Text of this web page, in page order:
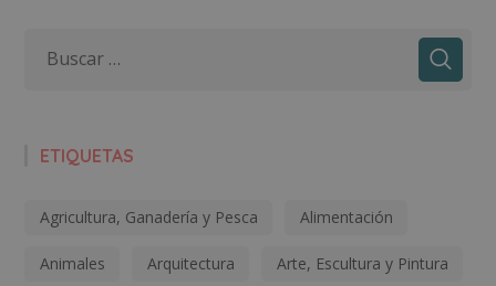
ETIQUETAS
Agricultura, Ganadería y Pesca Alimentación
Animales Arquitectura Arte, Escultura y Pintura